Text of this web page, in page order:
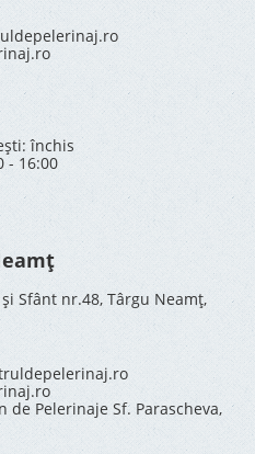
închis
- 16:00
Sfânt nr.48, Târgu Neamț,
Pelerinaje Sf. Parascheva,